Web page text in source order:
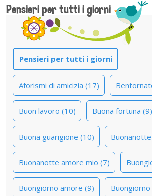
Pensieri per tutti i giorni
Pensieri per tutti i giorni
Aforismi di amicizia (17)
Buon lavoro (10) Buona fortuna (9)
Buona guarigione (10)
Buonanotte amore mio (7)
Buongiorno amore (9)